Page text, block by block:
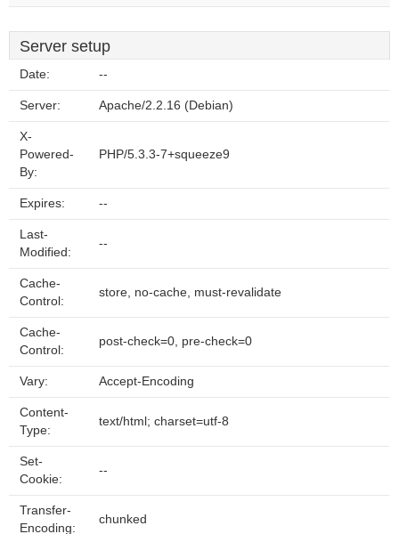
Server setup
Date: --
Server: Apache/2.2.16 (Debian)
X-
Powered-
By:
PHP/5.3.3-7+squeeze9
Expires: --
Last-
Modified:
--
Cache-
Control:
store, no-cache, must-revalidate
Cache-
Control:
post-check=0, pre-check=0
Vary: Accept-Encoding
Content-
Type:
text/html; charset=utf-8
Set-
Cookie:
--
Transfer-
Encoding:
chunked